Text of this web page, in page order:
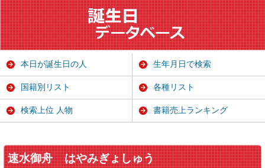
速水御舟 はやみぎょしゅう
本日が誕生日の人 生年月日で検索
国籍別リスト 各種リスト
検索上位 人物 書籍売上ランキング